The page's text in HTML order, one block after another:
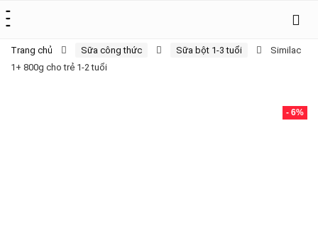
Trang chủ Sữa công thức Sữa bột 1-3 tuổi
Similac
1+ 800g cho trẻ 1-2 tuổi
- 6%